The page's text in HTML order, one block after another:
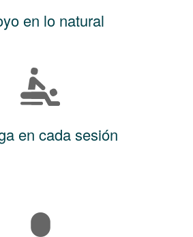
en lo natural
en cada sesión